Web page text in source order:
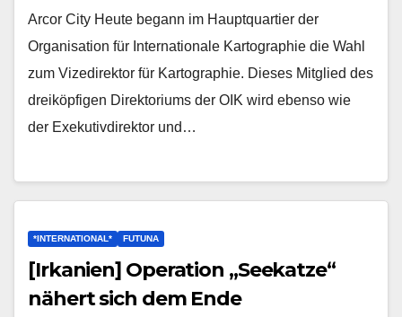
Arcor City Heute begann im Hauptquartier der
Organisation für Internationale Kartographie die Wahl
zum Vizedirektor für Kartographie. Dieses Mitglied des
dreiköpfigen Direktoriums der OIK wird ebenso wie
der Exekutivdirektor und…
*INTERNATIONAL* FUTUNA
[Irkanien] Operation „Seekatze“
nähert sich dem Ende